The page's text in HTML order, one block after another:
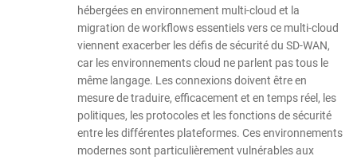
hébergées en environnement multi-cloud et la
migration de workflows essentiels vers ce multi-cloud
viennent exacerber les défis de sécurité du SD-WAN,
car les environnements cloud ne parlent pas tous le
même langage. Les connexions doivent être en
mesure de traduire, efficacement et en temps réel, les
politiques, les protocoles et les fonctions de sécurité
entre les différentes plateformes. Ces environnements
modernes sont particulièrement vulnérables aux